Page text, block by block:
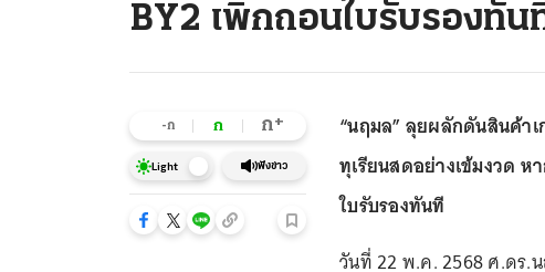
BY2 เพิกถอนใบรับรองทัน
-ก ก ก+
Light ฟังข่าว
“นฤมล” ลุยผลักดันสินค้า
ทุเรียนสดอย่างเข้มงวด ห
ใบรับรองทันที
วันที่ 22 พ.ค. 2568 ศ.ดร.